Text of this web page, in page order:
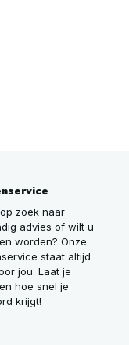
zoek naar
advies of wilt u
worden? Onze
staat altijd
jou. Laat je
hoe snel je
krijgt!